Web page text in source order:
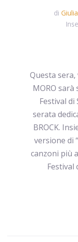
di
Questa sera,
MORO sarà
Festival di
serata
BROCK.
versione di
canzoni più
Festival